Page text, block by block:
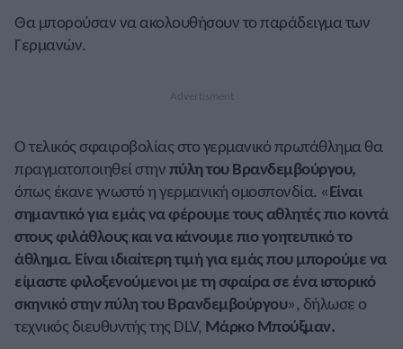
Θα μπορούσαν να ακολουθήσουν το παράδειγμα των
Γερμανών.
Ο τελικός σφαιροβολίας στο γερμανικό πρωτάθλημα θα
πραγματοποιηθεί στηνπύλη του Βρανδεμβούργου,
όπως έκανε γνωστό η γερμανική ομοσπονδία. «Είναι
σημαντικό για εμάς να φέρουμε τους αθλητές πιο κοντά
στους φιλάθλους και να κάνουμε πιο γοητευτικό το
άθλημα. Είναι ιδιαίτερη τιμή για εμάς που μπορούμε να
είμαστε φιλοξενούμενοι με τη σφαίρα σε ένα ιστορικό
σκηνικό στην πύλη του Βρανδεμβούργου», δήλωσε ο
τεχνικός διευθυντής της DLV, Μάρκο Μπούξμαν.